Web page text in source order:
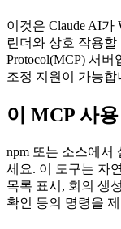
이것은 Claude AI가
린더와 상호 작용할
Protocol(MCP) 서
조정 지원이 가능합
이 MCP 사용
npm 또는 소스에서
세요. 이 도구는 자
목록 표시, 회의 생
확인 등의 명령을